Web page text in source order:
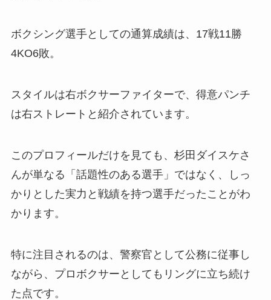
ボクシング選手としての通算成績は、17戦11勝
4KO6敗。
スタイルは右ボクサーファイターで、得意パンチ
は右ストレートと紹介されています。
このプロフィールだけを見ても、杉田ダイスケさ
んが単なる「話題性のある選手」ではなく、しっ
かりとした実力と戦績を持つ選手だったことがわ
かります。
特に注目されるのは、警察官として公務に従事し
ながら、プロボクサーとしてもリングに立ち続け
た点です。